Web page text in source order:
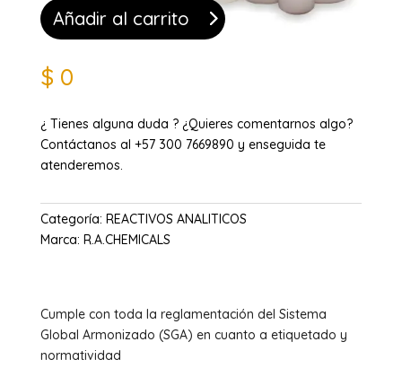
Añadir al carrito
$ 0
¿ Tienes alguna duda ? ¿Quieres comentarnos algo?
Contáctanos al +57 300 7669890 y enseguida te
atenderemos.
Categoría: REACTIVOS ANALITICOS
Marca: R.A.CHEMICALS
Cumple con toda la reglamentación del Sistema
Global Armonizado (SGA) en cuanto a etiquetado y
normatividad